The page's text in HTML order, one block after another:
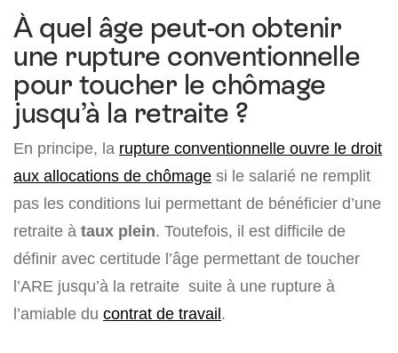
À quel âge peut-on obtenir
une rupture conventionnelle
pour toucher le chômage
jusqu’à la retraite ?
En principe, la rupture conventionnelle ouvre le droit
aux allocations de chômage si le salarié ne remplit
pas les conditions lui permettant de bénéficier d’une
retraite à taux plein. Toutefois, il est difficile de
définir avec certitude l’âge permettant de toucher
l’ARE jusqu’à la retraite suite à une rupture à
l’amiable du contrat de travail.